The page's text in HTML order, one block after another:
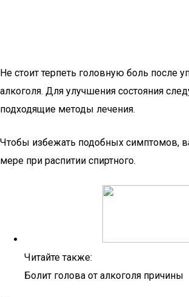
Не стоит терпеть головную боль после
алкоголя. Для улучшения состояния
подходящие методы лечения.
Чтобы избежать подобных симптомов,
мере при распитии спиртного.
Читайте также:
Болит голова от алкоголя причины